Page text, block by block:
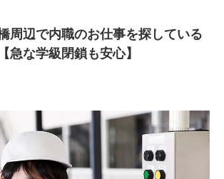
周辺で内職のお仕事を探している
急な学級閉鎖も安心】